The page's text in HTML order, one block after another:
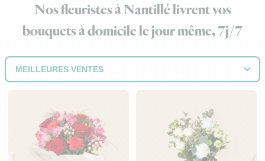
Nos fleuristes à Nantillé livrent vos
bouquets à domicile le jour même, 7j/7